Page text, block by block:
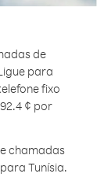
de
para
fixo
¢ por
chamadas
Tunísia.